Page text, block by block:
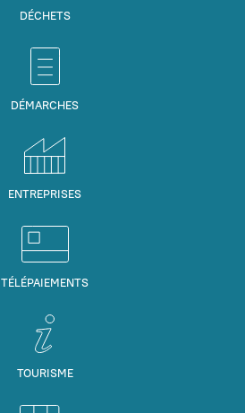
DÉCHETS
DÉMARCHES
ENTREPRISES
TÉLÉPAIEMENTS
TOURISME